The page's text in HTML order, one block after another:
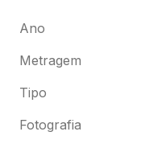
Ano
Metragem
Tipo
Fotografia